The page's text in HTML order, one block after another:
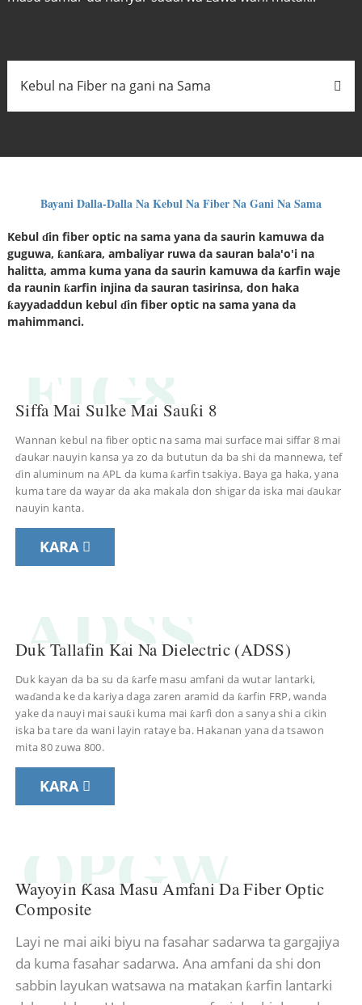
Kebul na Fiber na gani na Sama
Bayani Dalla-Dalla Na Kebul Na Fiber Na Gani Na Sama
Kebul ɗin fiber optic na sama yana da saurin kamuwa da
guguwa, ƙanƙara, ambaliyar ruwa da sauran bala'o'i na
halitta, amma kuma yana da saurin kamuwa da ƙarfin waje
da raunin ƙarfin injina da sauran tasirinsa, don haka
ƙayyadaddun kebul ɗin fiber optic na sama yana da
mahimmanci.
FIG8
Siffa Mai Sulke Mai Sauƙi 8
Wannan kebul na fiber optic na sama mai surface mai siffar 8 mai
ɗaukar nauyin kansa ya zo da bututun da ba shi da mannewa, tef
ɗin aluminum na APL da kuma ƙarfin tsakiya. Baya ga haka, yana
kuma tare da wayar da aka makala don shigar da iska mai ɗaukar
nauyin kanta.
KARA
ADSS
Duk Tallafin Kai Na Dielectric (ADSS)
Duk kayan da ba su da ƙarfe masu amfani da wutar lantarki,
waɗanda ke da kariya daga zaren aramid da ƙarfin FRP, wanda
yake da nauyi mai sauƙi kuma mai ƙarfi don a sanya shi a cikin
iska ba tare da wani layin rataye ba. Hakanan yana da tsawon
mita 80 zuwa 800.
KARA
OPGW
Wayoyin Ƙasa Masu Amfani Da Fiber Optic
Composite
Layi ne mai aiki biyu na fasahar sadarwa ta gargajiya
da kuma fasahar sadarwa. Ana amfani da shi don
sabbin layukan watsawa na matakan ƙarfin lantarki